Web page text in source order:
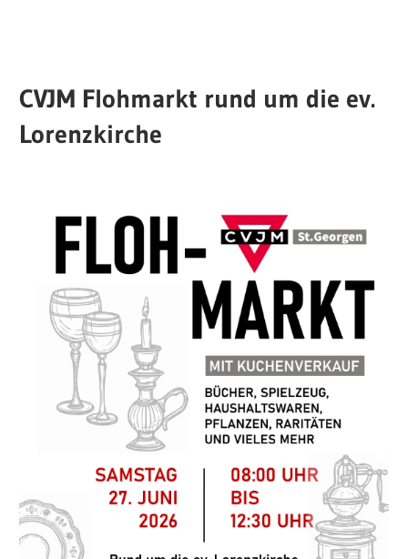
CVJM Flohmarkt rund um die ev.
Lorenzkirche